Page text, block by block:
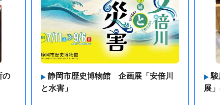
の
静岡市歴史博物館 企画展「安倍川
と水害」
駿
展